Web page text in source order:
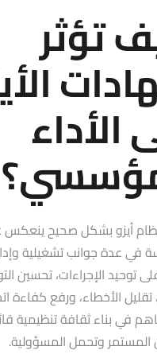
تؤثر
الأداء
أيزو بشكل صحيح
في عدة جوانب تشغيلية
توحيد الإجراءات، تحسين
تقليل الأخطاء، ورفع كفاءة
في بناء ثقافة تنظيمية
المستمر وتحمل المسؤولية.